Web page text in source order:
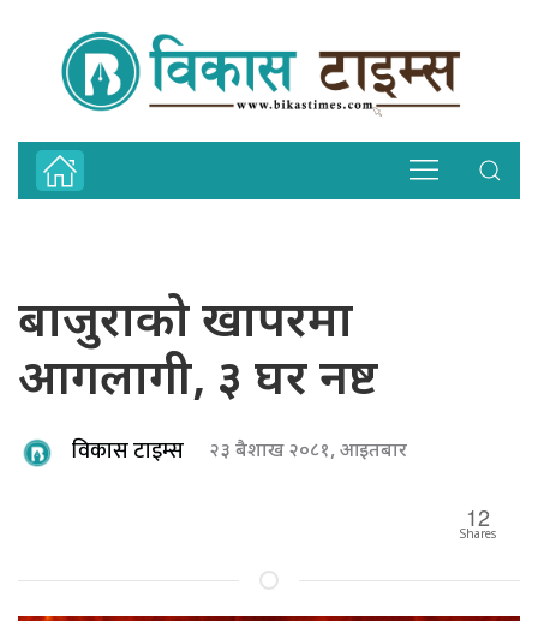
बाजुराको खापरमा
आगलागी, ३ घर नष्ट
विकास टाइम्स २३ बैशाख २०८१, आइतबार
12
Shares